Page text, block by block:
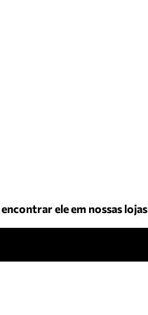
encontrar ele em nossas lojas